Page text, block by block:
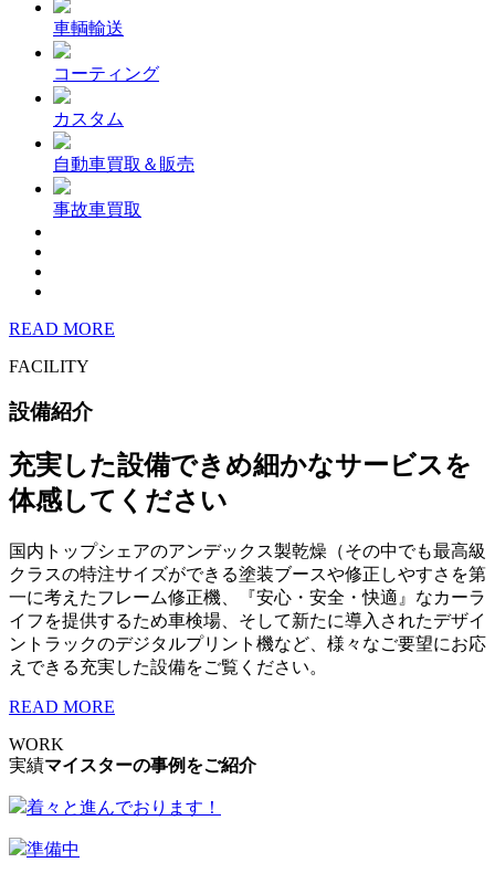
車輌輸送
コーティング
カスタム
自動車買取＆販売
事故車買取
READ MORE
FACILITY
設備紹介
充実した設備できめ細かなサービスを
体感してください
国内トップシェアのアンデックス製乾燥（その中でも最高級
クラスの特注サイズができる塗装ブースや修正しやすさを第
一に考えたフレーム修正機、『安心・安全・快適』なカーラ
イフを提供するため車検場、そして新たに導入されたデザイ
ントラックのデジタルプリント機など、様々なご要望にお応
えできる充実した設備をご覧ください。
READ MORE
WORK
実績マイスターの事例をご紹介
着々と進んでおります！
準備中